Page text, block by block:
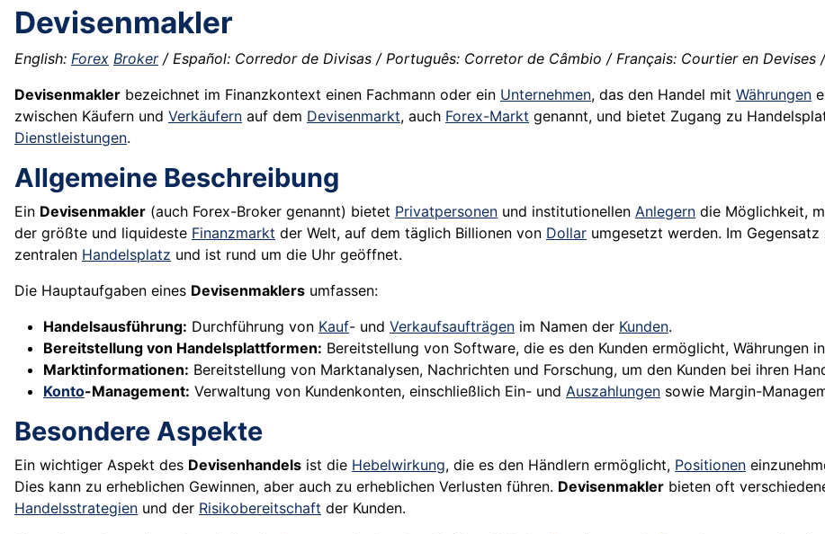
Devisenmakler
English: Forex Broker/ Español: Corredor de Divisas / Português: Corretor de Câmbio / Français: Courtier en Devises
Devisenmakler bezeichnet im Finanzkontext einen Fachmann oder ein Unternehmen, das den Handel mit Währungen
zwischen Käufern und Verkäufern auf dem Devisenmarkt, auch Forex-Markt genannt, und bietet Zugang zu
Dienstleistungen.
Allgemeine Beschreibung
Ein Devisenmakler (auch Forex-Broker genannt) bietet Privatpersonen und institutionellen Anlegern die Möglichkeit,
der größte und liquideste Finanzmarkt der Welt, auf dem täglich Billionen von Dollar umgesetzt werden. Im
zentralen Handelsplatz und ist rund um die Uhr geöffnet.
Die Hauptaufgaben eines Devisenmaklers umfassen:
Handelsausführung: Durchführung von Kauf- und Verkaufsaufträgen im Namen der Kunden.
Bereitstellung von Handelsplattformen: Bereitstellung von Software, die es den Kunden ermöglicht, Währungen in
Marktinformationen: Bereitstellung von Marktanalysen, Nachrichten und Forschung, um den Kunden bei ihren
Konto-Management: Verwaltung von Kundenkonten, einschließlich Ein- und Auszahlungen sowie Margin-
Besondere Aspekte
Ein wichtiger Aspekt des Devisenhandels ist die Hebelwirkung, die es den Händlern ermöglicht, Positionen
Dies kann zu erheblichen Gewinnen, aber auch zu erheblichen Verlusten führen. Devisenmakler bieten oft
Handelsstrategien und der Risikobereitschaft der Kunden.